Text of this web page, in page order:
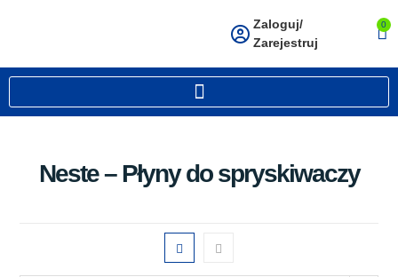
Zaloguj/
Zarejestruj
0
Neste – Płyny do spryskiwaczy